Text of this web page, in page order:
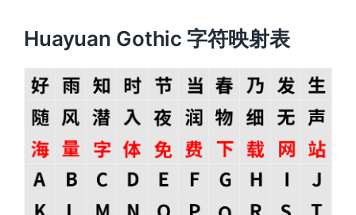
Huayuan Gothic 字符映射表